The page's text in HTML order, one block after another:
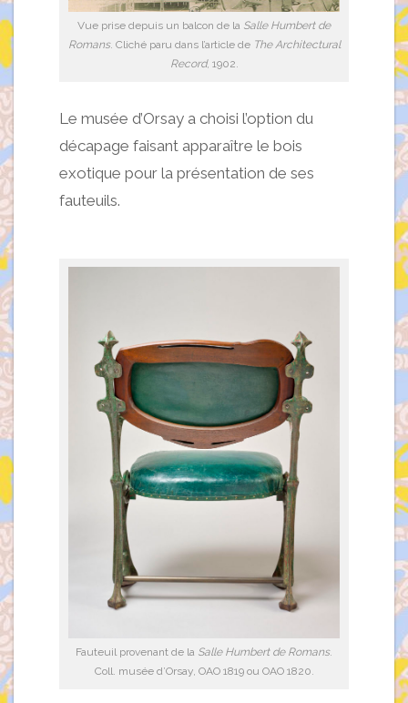
Vue prise depuis un balcon de la Salle Humbert de
Romans. Cliché paru dans l’article de The Architectural
Record, 1902.
Le musée d’Orsay a choisi l’option du
décapage faisant apparaître le bois
exotique pour la présentation de ses
fauteuils.
Fauteuil provenant de la Salle Humbert de Romans.
Coll. musée d’Orsay, OAO 1819 ou OAO 1820.